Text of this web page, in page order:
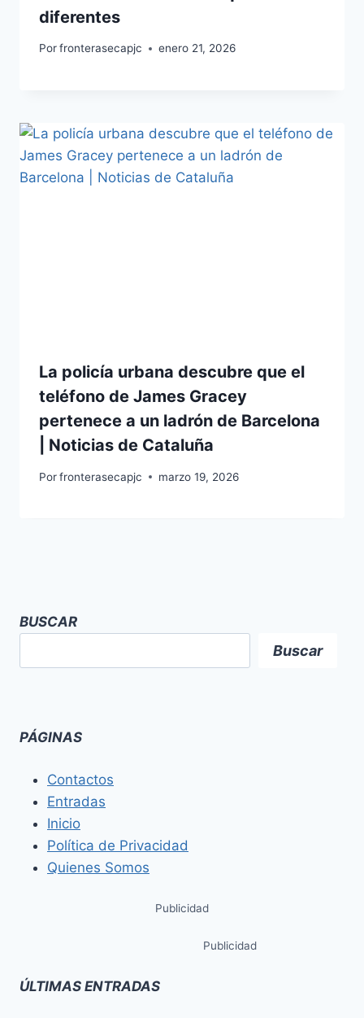
diferentes
Porfronterasecapjc enero 21, 2026
La policía urbana descubre que el
teléfono de James Gracey
pertenece a un ladrón de Barcelona
| Noticias de Cataluña
Porfronterasecapjc marzo 19, 2026
BUSCAR
Buscar
PÁGINAS
Contactos
Entradas
Inicio
Política de Privacidad
Quienes Somos
Publicidad
Publicidad
ÚLTIMAS ENTRADAS